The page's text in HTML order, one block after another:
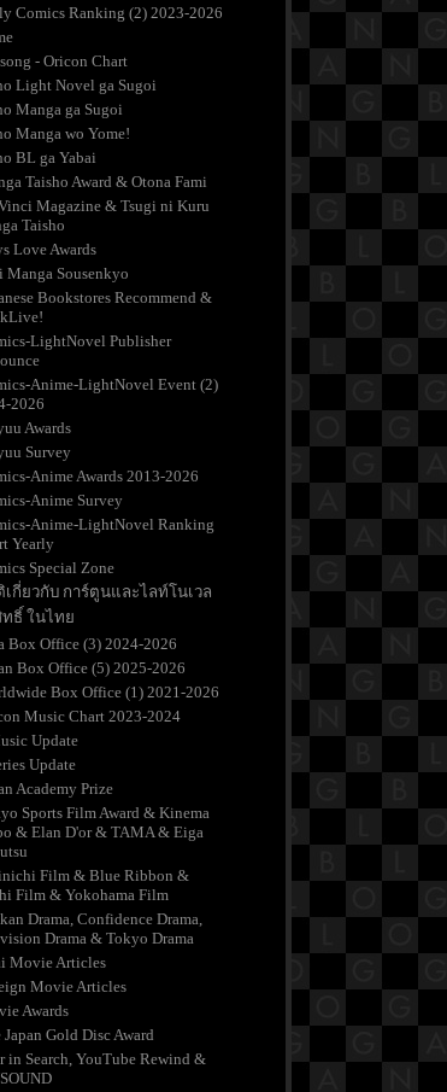
Comics Ranking (2) 2023-2026
- Oricon Chart
Light Novel ga Sugoi
Manga ga Sugoi
Manga wo Yome!
BL ga Yabai
Taisho Award & Otona Fami
Magazine & Tsugi ni Kuru
Taisho
Love Awards
Manga Sousenkyo
Bookstores Recommend &
LightNovel Publisher
Anime-LightNovel Event (2)
2026
Awards
Survey
Anime Awards 2013-2026
Anime Survey
Anime-LightNovel Ranking
Yearly
Special Zone
เกี่ยวกับ การ์ตูนและไลท์โนเวล
ทธิ์ ในไท
Box Office (3) 2024-2026
Box Office (5) 2025-2026
Box Office (1) 2021-2026
Music Chart 2023-2024
Update
Update
Academy Prize
Sports Film Award & Kinema
& Elan D'or & TAMA & Eiga
Film & Blue Ribbon &
Film & Yokohama Film
Drama, Confidence Drama,
Drama & Tokyo Drama
Movie Articles
Movie Articles
Awards
Japan Gold Disc Award
in Search, YouTube Rewind &